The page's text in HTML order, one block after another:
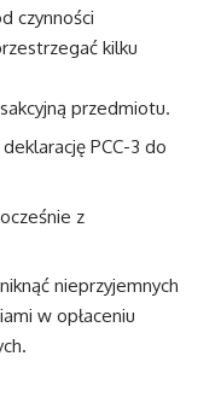
czynności
kilku
przedmiotu.
PCC-3 do
z
nieprzyjemnych
w opłaceniu